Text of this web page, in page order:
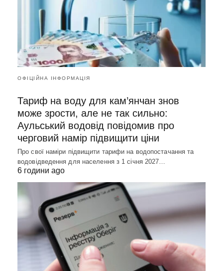
ОФІЦІЙНА ІНФОРМАЦІЯ
Тариф на воду для кам’янчан знов
може зрости, але не так сильно:
Аульський водовід повідомив про
черговий намір підвищити ціни
Про свої наміри підвищити тарифи на водопостачання та
водовідведення для населення з 1 січня 2027…
6 години ago